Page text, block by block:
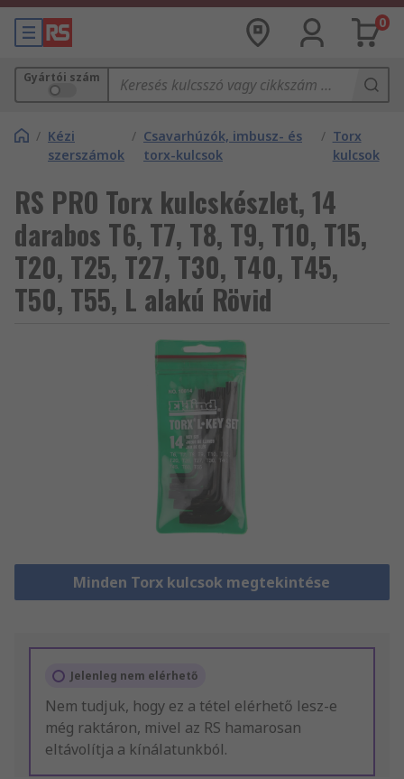
0
Gyártói szám
/ Kézi
szerszámok
/ Csavarhúzók, imbusz- és
torx-kulcsok
/ Torx
kulcsok
RS PRO Torx kulcskészlet, 14
darabos T6, T7, T8, T9, T10, T15,
T20, T25, T27, T30, T40, T45,
T50, T55, L alakú Rövid
Minden Torx kulcsok megtekintése
Jelenleg nem elérhető
Nem tudjuk, hogy ez a tétel elérhető lesz-e
még raktáron, mivel az RS hamarosan
eltávolítja a kínálatunkból.